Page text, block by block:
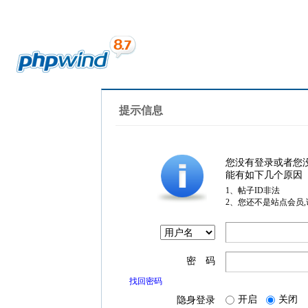
提示信息
您没有登录或者您
能有如下几个原因
1、帖子ID非法
2、您还不是站点会员
密 码
找回密码
隐身登录 开启 关闭